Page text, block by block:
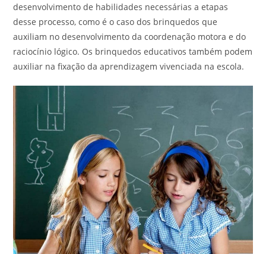
desenvolvimento de habilidades necessárias a etapas
desse processo, como é o caso dos brinquedos que
auxiliam no desenvolvimento da coordenação motora e do
raciocínio lógico. Os brinquedos educativos também podem
auxiliar na fixação da aprendizagem vivenciada na escola.